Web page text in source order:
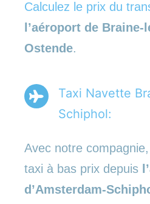
Calculez le prix du
l’aéroport de Braine-
Ostende.
Taxi Navette
Schiphol:
Avec notre
taxi à bas prix depuis
d’Amsterdam-